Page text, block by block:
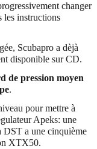
changer
les instructions
Scubapro a dèjà
disponible sur CD.
de pression moyen
.
pour mettre à
Apeks: une
DST a une cinquième
XTX50.